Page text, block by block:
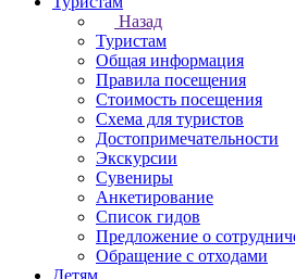
Назад
Туристам
Общая информация
Правила посещения
Стоимость посещения
Схема для туристов
Достопримечательности
Экскурсии
Сувениры
Анкетирование
Список гидов
Предложение о
Обращение с отходами
Детям